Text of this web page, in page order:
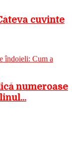
cuvinte
numeroase